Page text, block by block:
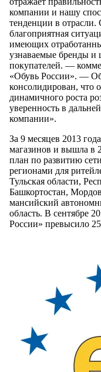
компании и нашу
тенденции в
благоприятная
имеющих
узнаваемые бренды
покупателей. —
«Обувь России». —
консолидирован, что
динамичного роста
уверенность в
компании».
За 9 месяцев 2013
магазинов и вышла в
план по развитию
регионами для
Тульская области,
Башкортостан,
мансийский
область. В сентябре
России» превысило